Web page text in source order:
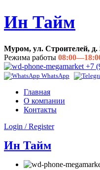
Ин Тайм
Муром, ул. Строителей, д.
Режима работы
+7
WhatsApp
Главная
О компании
Контакты
Login / Register
Ин Тайм